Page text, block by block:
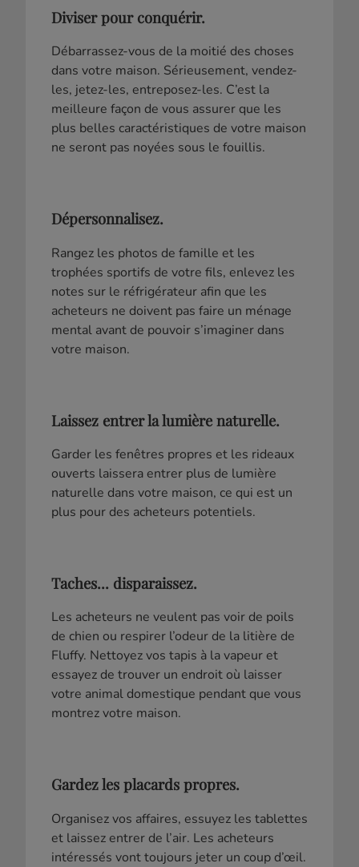
Diviser pour conquérir.
Débarrassez-vous de la moitié des choses
dans votre maison. Sérieusement, vendez-
les, jetez-les, entreposez-les. C’est la
meilleure façon de vous assurer que les
plus belles caractéristiques de votre maison
ne seront pas noyées sous le fouillis.
Dépersonnalisez.
Rangez les photos de famille et les
trophées sportifs de votre fils, enlevez les
notes sur le réfrigérateur afin que les
acheteurs ne doivent pas faire un ménage
mental avant de pouvoir s’imaginer dans
votre maison.
Laissez entrer la lumière naturelle.
Garder les fenêtres propres et les rideaux
ouverts laissera entrer plus de lumière
naturelle dans votre maison, ce qui est un
plus pour des acheteurs potentiels.
Taches... disparaissez.
Les acheteurs ne veulent pas voir de poils
de chien ou respirer l’odeur de la litière de
Fluffy. Nettoyez vos tapis à la vapeur et
essayez de trouver un endroit où laisser
votre animal domestique pendant que vous
montrez votre maison.
Gardez les placards propres.
Organisez vos affaires, essuyez les tablettes
et laissez entrer de l’air. Les acheteurs
intéressés vont toujours jeter un coup d’œil.